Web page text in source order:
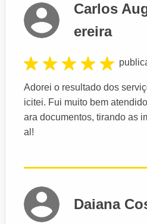
Carlos
ereira
Adorei o resultado dos
icitei. Fui muito bem
ara documentos, tirando as
al!
Daiana